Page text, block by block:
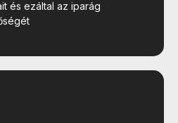
és ezáltal az iparág